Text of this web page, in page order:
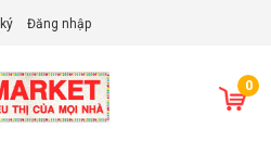
Đăng nhập
0